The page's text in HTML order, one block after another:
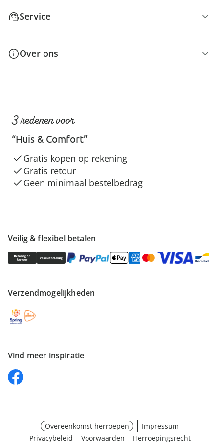
Service
Over ons
Veilig & flexibel betalen
Verzendmogelijkheden
Vind meer inspiratie
3 redenen voor
“Huis & Comfort”
Gratis kopen op rekening
Gratis retour
Geen minimaal bestelbedrag
Overeenkomst herroepen
Impressum
Privacybeleid
Voorwaarden
Herroepingsrecht